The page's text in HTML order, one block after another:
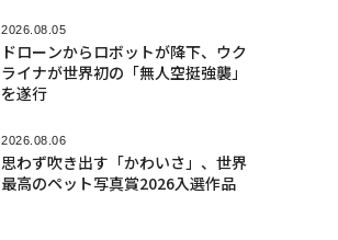
2026.08.05
ドローンからロボットが降下、ウク
ライナが世界初の「無人空挺強襲」
を遂行
2026.08.06
思わず吹き出す「かわいさ」、世界
最高のペット写真賞2026入選作品